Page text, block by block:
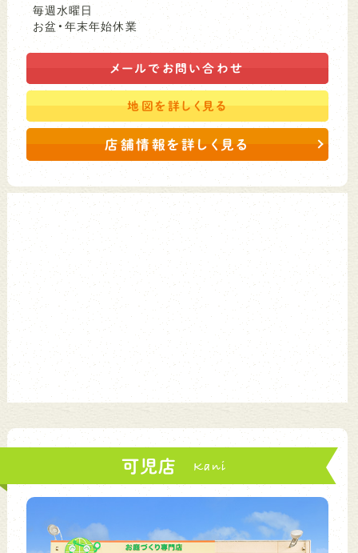
毎週水曜日
お盆・年末年始休業
メールで お問い合わせ
地図を詳しく見る
店舗情報を詳しく見る
可児店